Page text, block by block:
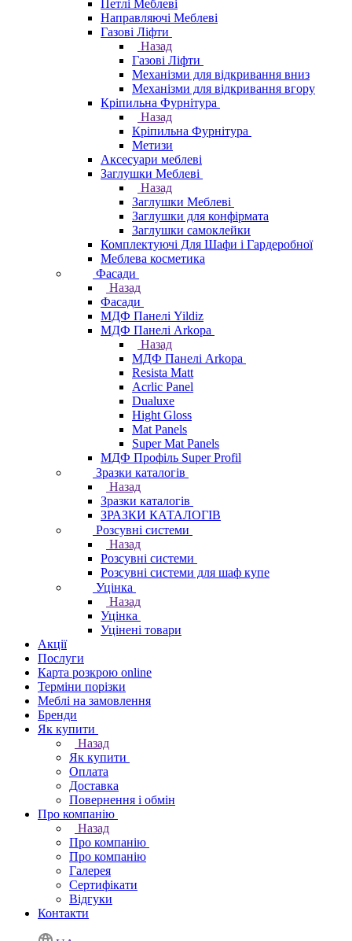
Петлі Меблеві
Направляючі Меблеві
Газові Ліфти
Назад
Газові Ліфти
Механізми для відкривання вниз
Механізми для відкривання вгору
Кріпильна Фурнітура
Назад
Кріпильна Фурнітура
Метизи
Аксесуари меблеві
Заглушки Меблеві
Назад
Заглушки Меблеві
Заглушки для конфірмата
Заглушки самоклейки
Комплектуючі Для Шафи і Гардеробної
Меблева косметика
Фасади
Назад
Фасади
МДФ Панелі Yildiz
МДФ Панелі Arkopa
Назад
МДФ Панелі Arkopa
Resista Matt
Acrlic Panel
Dualuxe
Hight Gloss
Mat Panels
Super Mat Panels
МДФ Профіль Super Profil
Зразки каталогів
Назад
Зразки каталогів
ЗРАЗКИ КАТАЛОГІВ
Розсувні системи
Назад
Розсувні системи
Розсувні системи для шаф купе
Уцінка
Назад
Уцінка
Уцінені товари
Акції
Послуги
Карта розкрою online
Терміни порізки
Меблі на замовлення
Бренди
Як купити
Назад
Як купити
Оплата
Доставка
Повернення і обмін
Про компанію
Назад
Про компанію
Про компанію
Галерея
Сертифікати
Відгуки
Контакти